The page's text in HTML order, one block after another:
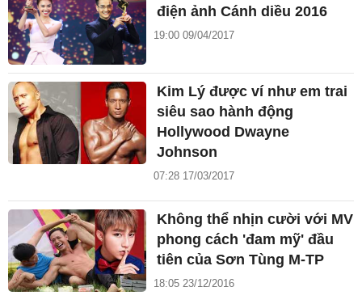
điện ảnh Cánh diều 2016
19:00 09/04/2017
Kim Lý được ví như em trai
siêu sao hành động
Hollywood Dwayne
Johnson
07:28 17/03/2017
Không thể nhịn cười với MV
phong cách 'đam mỹ' đầu
tiên của Sơn Tùng M-TP
18:05 23/12/2016